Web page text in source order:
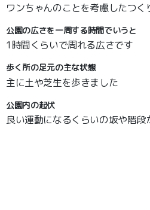
ワンちゃんのことを考慮したつく
公園の広さを一周する時間でいうと
1時間くらいで周れる広さです
歩く所の足元の主な状態
主に土や芝生を歩きました
公園内の起伏
良い運動になるくらいの坂や階段